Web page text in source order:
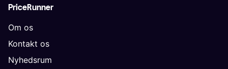
PriceRunner
Om os
Kontakt os
Nyhedsrum